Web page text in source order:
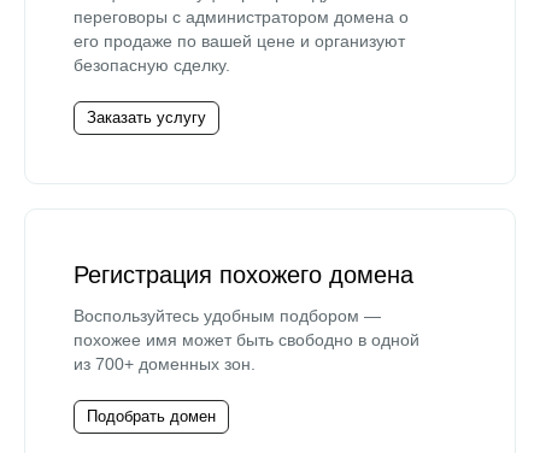
переговоры с администратором домена о
его продаже по вашей цене и организуют
безопасную сделку.
Заказать услугу
Регистрация похожего домена
Воспользуйтесь удобным подбором —
похожее имя может быть свободно в одной
из 700+ доменных зон.
Подобрать домен